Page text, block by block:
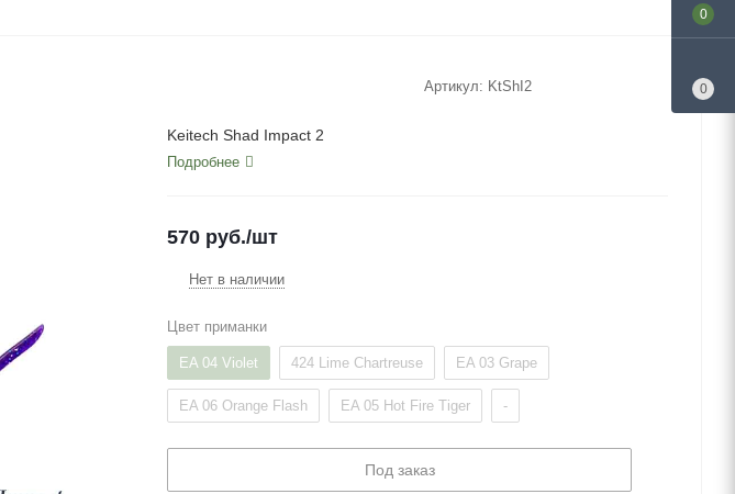
Артикул: KtShI2
Keitech Shad Impact 2
Подробнее
570 руб./шт
Нет в наличии
Цвет приманки
EA 04 Violet 424 Lime Chartreuse EA 03 Grape
EA 06 Orange Flash EA 05 Hot Fire Tiger -
Под заказ
0
0